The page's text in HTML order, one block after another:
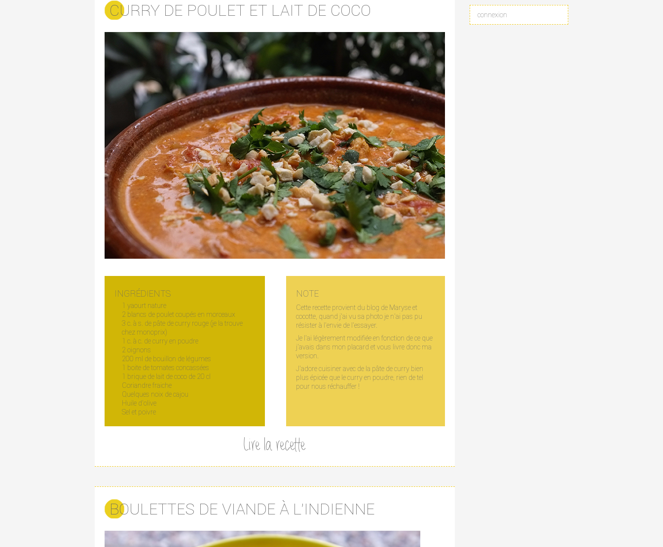
CURRY DE POULET ET LAIT DE COCO
INGRÉDIENTS
1 yaourt nature
2 blancs de poulet coupés en morceaux
3 c. à s. de pâte de curry rouge (je la trouve
chez monoprix)
1 c. à c. de curry en poudre
2 oignons
200 ml de bouillon de légumes
1 boite de tomates concassées
1 brique de lait de coco de 20 cl
Coriandre fraiche
Quelques noix de cajou
Huile d'olive
Sel et poivre
NOTE
Cette recette provient du blog de Maryse et
cocotte, quand j'ai vu sa photo je n'ai pas pu
résister à l'envie de l'essayer.
Je l'ai légèrement modifiée en fonction de ce que
j'avais dans mon placard et vous livre donc ma
version.
J'adore cuisiner avec de la pâte de curry bien
plus épicée que le curry en poudre, rien de tel
pour nous réchauffer !
Lire la recette
BOULETTES DE VIANDE À L'INDIENNE
connexion